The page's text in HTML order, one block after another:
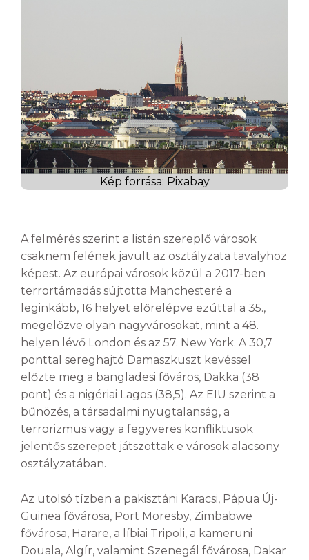
Kép forrása: Pixabay
A felmérés szerint a listán szereplő városok
csaknem felének javult az osztályzata tavalyhoz
képest. Az európai városok közül a 2017-ben
terrortámadás sújtotta Manchesteré a
leginkább, 16 helyet előrelépve ezúttal a 35.,
megelőzve olyan nagyvárosokat, mint a 48.
helyen lévő London és az 57. New York. A 30,7
ponttal sereghajtó Damaszkuszt kevéssel
előzte meg a bangladesi főváros, Dakka (38
pont) és a nigériai Lagos (38,5). Az EIU szerint a
bűnözés, a társadalmi nyugtalanság, a
terrorizmus vagy a fegyveres konfliktusok
jelentős szerepet játszottak e városok alacsony
osztályzatában.
Az utolsó tízben a pakisztáni Karacsi, Pápua Új-
Guinea fővárosa, Port Moresby, Zimbabwe
fővárosa, Harare, a líbiai Tripoli, a kameruni
Douala, Algír, valamint Szenegál fővárosa, Dakar